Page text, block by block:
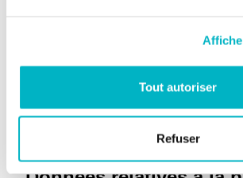
Tout autoriser
Refuser
d’urbanisme